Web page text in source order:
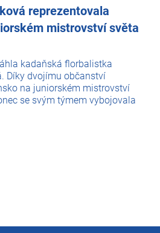
reprezentovala
mistrovství světa
kadaňská florbalistka
Díky dvojímu občanství
na juniorském mistrovství
se svým týmem vybojovala